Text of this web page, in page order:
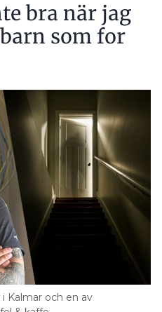
bra när jag
som for
Kalmar och en av